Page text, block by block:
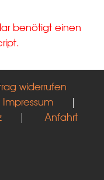
benötigt einen
widerrufen
Impressum|
| Anfahrt